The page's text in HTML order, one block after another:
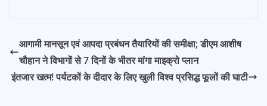
b
o
o
s
A
p
er l e
आगामी मानसून एवं आपदा प्रबंधन तैयारियों की समीक्षा; डीएम आशीष
चौहान ने विभागों से 7 दिनों के भीतर मांगा माइक्रो प्लान
इंतजार खत्म! पर्यटकों के दीदार के लिए खुली विश्व प्रसिद्ध फूलों की घाटी